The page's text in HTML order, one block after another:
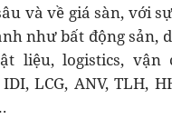
và về giá sàn, với
như bất động sản,
liệu, logistics, vận
IDI, LCG, ANV, TLH,